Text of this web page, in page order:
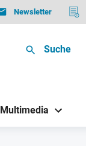
Newsletter
Suche
Multimedia